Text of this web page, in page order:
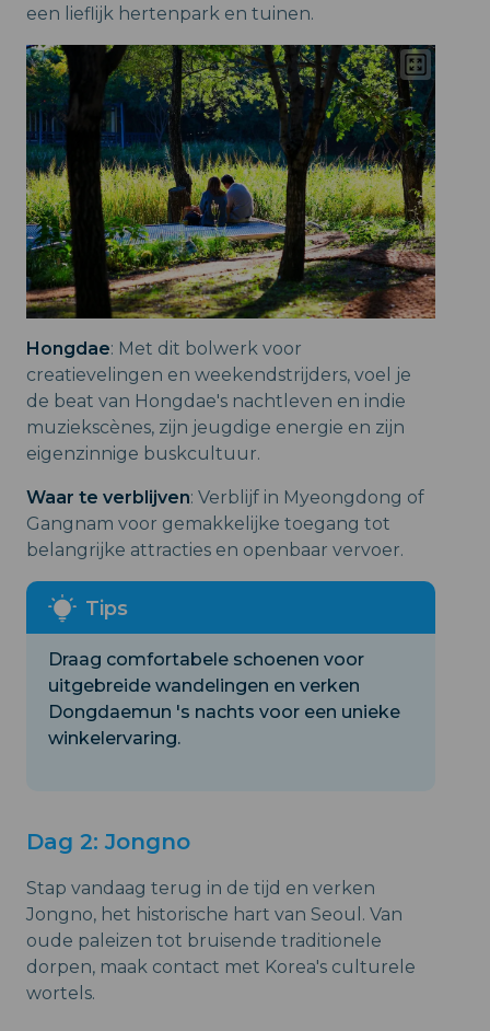
een lieflijk hertenpark en tuinen.
Hongdae: Met dit bolwerk voor
creatievelingen en weekendstrijders, voel je
de beat van Hongdae's nachtleven en indie
muziekscènes, zijn jeugdige energie en zijn
eigenzinnige buskcultuur.
Waar te verblijven: Verblijf in Myeongdong of
Gangnam voor gemakkelijke toegang tot
belangrijke attracties en openbaar vervoer.
Draag comfortabele schoenen voor
uitgebreide wandelingen en verken
Dongdaemun 's nachts voor een unieke
winkelervaring.
Dag 2: Jongno
Stap vandaag terug in de tijd en verken
Jongno, het historische hart van Seoul. Van
oude paleizen tot bruisende traditionele
dorpen, maak contact met Korea's culturele
wortels.